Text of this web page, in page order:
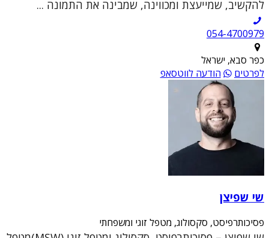
להקשיב, שמייעצת ומכווינה, שמבינה את התמונה ...
054-4700979
כפר סבא, ישראל
לפרטים
הודעה לווטסאפ
שי שפיצן
פסיכותרפיסט, סקסולוג, מטפל זוגי ומשפחתי